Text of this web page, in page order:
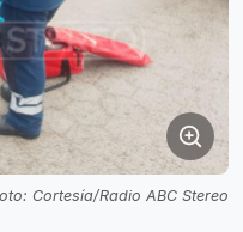
Cortesía/Radio ABC Stereo